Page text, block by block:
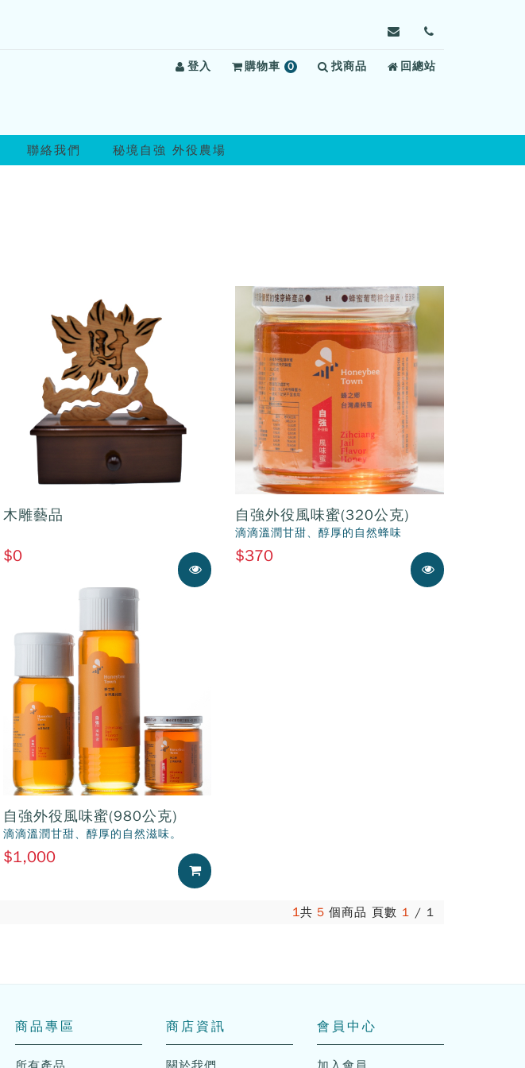
給
役
聯
登入 購物車 0項
找商品 回總站
聯絡我們 秘境自強 外役農場
購物車
木雕藝品
$0
展示中
自強外役風味蜜(320公克)
滴滴溫潤甘甜、醇厚的自然蜂味
$370
展示中
購物車
自強外役風味蜜(980公克)
滴滴溫潤甘甜、醇厚的自然滋味。
$1,000
加入購物車
1共 5 個商品 頁數 1 / 1
商品專區 商店資訊 會員中心